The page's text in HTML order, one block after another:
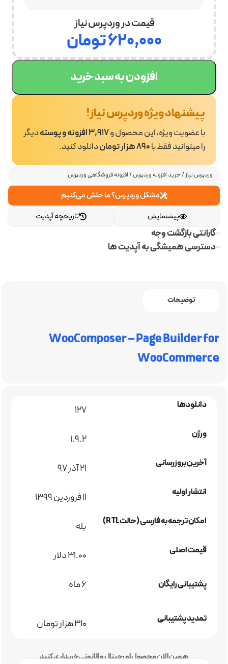
وردپرس نیاز/خرید افزونه وردپرس/ افزونه فروشگاهی وردپرس
مشکل وردپرس؟ ما حلش می‌کنیم
تاریخچه آپدیت
پیشنمایش
گارانتی بازگشت وجه
دسترسی همیشگی به آپدیت ها
قیمت در وردپرس نیاز
۶۲۰,۰۰۰تومان
افزودن به سبد خرید
پیشنهاد ویژه وردپرس نیاز!
با عضویت ویژه، این محصول و3,917 افزونه و پوسته
دیگر
را میتوانید فقط با890 هزار تومان دانلود کنید.
توضیحات
WooComposer – Page Builder for
WooCommerce
دانلودها 127
ورژن 1.9.2
آخرین بروزرسانی ۲۱ آذر ۹۷
انتشار اولیه 11 فروردین 1399
امکان ترجمه به فارسی (حالت RTL) بله
قیمت اصلی 31.00 دلار
پشتیبانی رایگان 6 ماه
تمدید پشتیبانی 310 هزار تومان
همین الان محصول اورجینال و قانونی خریداری کنید